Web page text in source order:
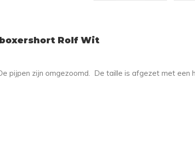
Rolf Wit
pijpen zijn omgezoomd. De taille is afgezet met